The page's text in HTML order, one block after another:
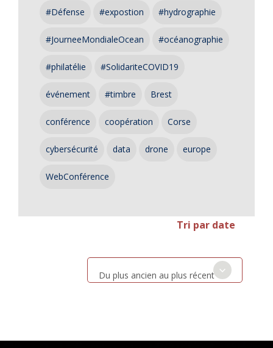
#Défense #expostion #hydrographie
#JourneeMondialeOcean #océanographie
#philatélie #SolidariteCOVID19
événement #timbre Brest
conférence coopération Corse
cybersécurité data drone europe
WebConférence
Tri par date
Du plus ancien au plus récent